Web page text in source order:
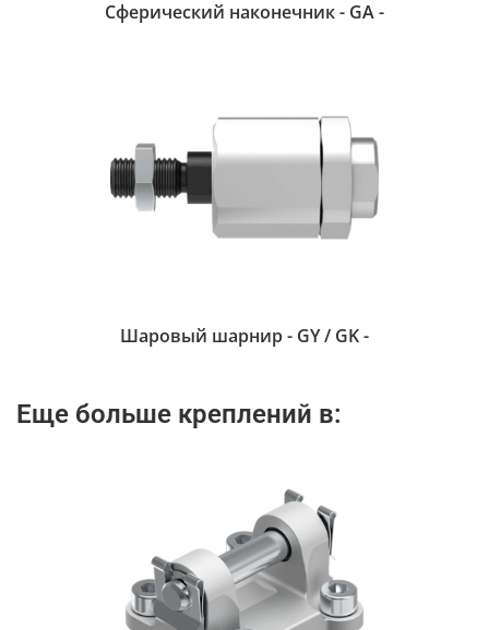
Сферический наконечник - GA -
Шаровый шарнир - GY / GK -
Еще больше креплений в: